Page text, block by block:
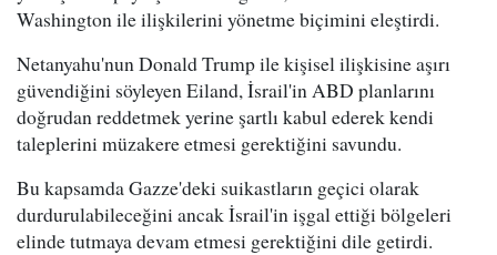
Washington ile ilişkilerini yönetme biçimini eleştirdi.
Netanyahu'nun Donald Trump ile kişisel ilişkisine aşırı
güvendiğini söyleyen Eiland, İsrail'in ABD planlarını
doğrudan reddetmek yerine şartlı kabul ederek kendi
taleplerini müzakere etmesi gerektiğini savundu.
Bu kapsamda Gazze'deki suikastların geçici olarak
durdurulabileceğini ancak İsrail'in işgal ettiği bölgeleri
elinde tutmaya devam etmesi gerektiğini dile getirdi.